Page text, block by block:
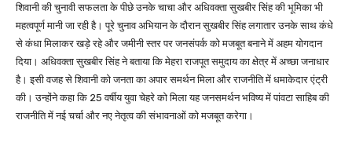
शिवानी की चुनावी सफलता के पीछे उनके चाचा और अधिवक्ता सुखबीर सिंह की भूमिका भी
महत्वपूर्ण मानी जा रही है। पूरे चुनाव अभियान के दौरान सुखबीर सिंह लगातार उनके साथ कंधे
से कंधा मिलाकर खड़े रहे और जमीनी स्तर पर जनसंपर्क को मजबूत बनाने में अहम योगदान
दिया। अधिवक्ता सुखबीर सिंह ने बताया कि मेहरा राजपूत समुदाय का क्षेत्र में अच्छा जनाधार
है। इसी वजह से शिवानी को जनता का अपार समर्थन मिला और राजनीति में धमाकेदार एंट्री
की। उन्होंने कहा कि 25 वर्षीय युवा चेहरे को मिला यह जनसमर्थन भविष्य में पांवटा साहिब की
राजनीति में नई चर्चा और नए नेतृत्व की संभावनाओं को मजबूत करेगा।